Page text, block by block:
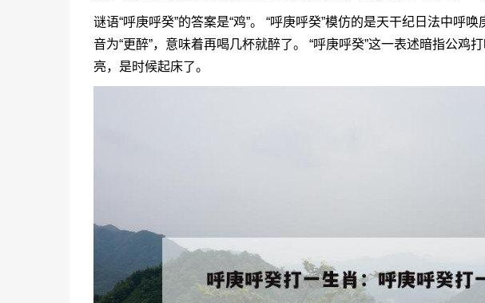
谜语“呼庚呼癸”的答案是“鸡”。 “呼庚呼癸”模仿的是天干纪日法中呼
音为“更醉”，意味着再喝几杯就醉了。 “呼庚呼癸”这一表述暗指公鸡
亮，是时候起床了。